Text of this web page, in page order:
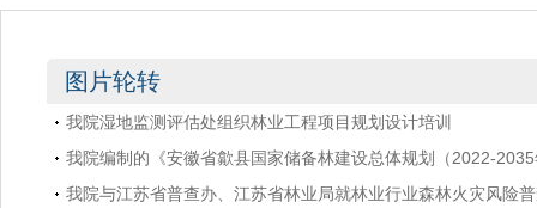
图片轮转
我院湿地监测评估处组织林业工程项目规划设计培训
我院编制的《安徽省歙县国家储备林建设总体规划（2022-
我院与江苏省普查办、江苏省林业局就林业行业森林火灾风险